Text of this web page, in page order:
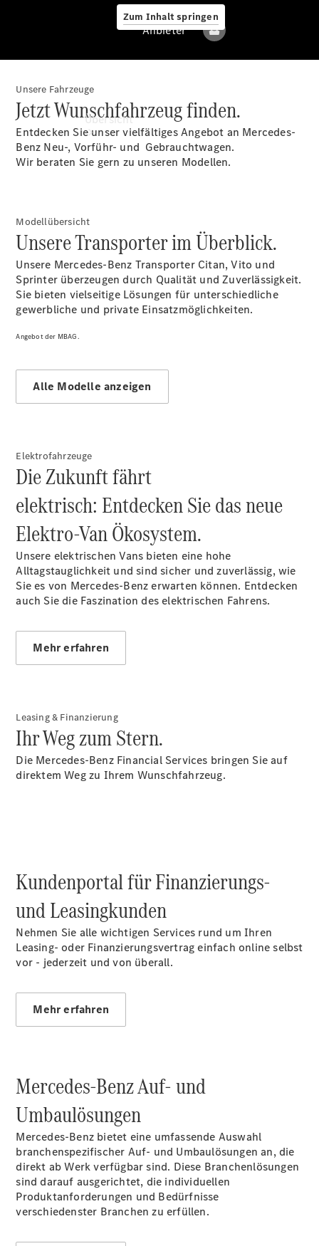
Zum Inhalt springen
Anbieter
Übersicht
Alle Modelle
Elektromodelle
Sprinter
Kastenwagen
Sprinter
Tourer
Sprinter
Sprinter
Fahrgestell
Doppelkabine
Sprinter
Pritschenwagen
Vito
Alle Vito
Kastenwagen
Vito Mixto
Vito Tourer
Alle Vans
Marco Polo
Horizon
Marco Polo
Alle
eSprinter
Kastenwagen
eSprinter
Fahrgestell
Elektrisch
eSprinter
Pritschenwagen
Elektrisch
eVito
Anbieter
Unsere Fahrzeuge
Jetzt Wunschfahrzeug finden.
Entdecken Sie unser vielfältiges Angebot an Mercedes-
Benz Neu-, Vorführ- und Gebrauchtwagen.
Wir beraten Sie gern zu unseren Modellen.
Modellübersicht
Unsere Transporter im Überblick.
Unsere Mercedes-Benz Transporter Citan, Vito und
Sprinter überzeugen durch Qualität und Zuverlässigkeit.
Sie bieten vielseitige Lösungen für unterschiedliche
gewerbliche und private Einsatzmöglichkeiten.
Angebot der MBAG.
Alle Modelle anzeigen
Elektrofahrzeuge
Die Zukunft fährt
elektrisch: Entdecken Sie das neue
Elektro-Van Ökosystem.
Unsere elektrischen Vans bieten eine hohe
Alltagstauglichkeit und sind sicher und zuverlässig, wie
Sie es von Mercedes-Benz erwarten können. Entdecken
auch Sie die Faszination des elektrischen Fahrens.
Mehr erfahren
Leasing & Finanzierung
Ihr Weg zum Stern.
Die Mercedes-Benz Financial Services bringen Sie auf
direktem Weg zu Ihrem Wunschfahrzeug.
Kundenportal für Finanzierungs-
und Leasingkunden
Nehmen Sie alle wichtigen Services rund um Ihren
Leasing- oder Finanzierungsvertrag einfach online selbst
vor - jederzeit und von überall.
Mehr erfahren
Mercedes-Benz Auf- und
Umbaulösungen
Mercedes‑Benz bietet eine umfassende Auswahl
branchenspezifischer Auf- und Umbaulösungen an, die
direkt ab Werk verfügbar sind. Diese Branchenlösungen
sind darauf ausgerichtet, die individuellen
Produktanforderungen und Bedürfnisse
verschiedenster Branchen zu erfüllen.